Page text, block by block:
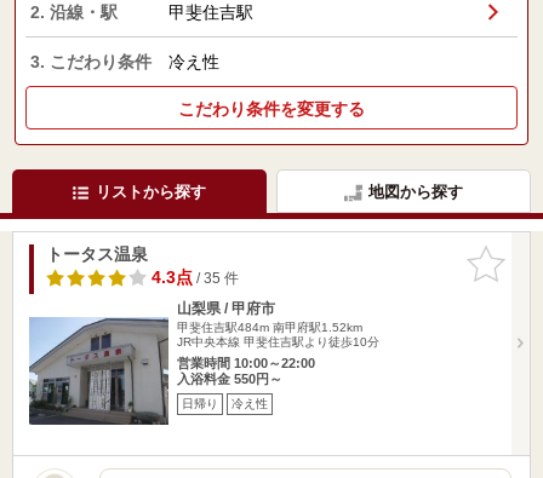
2. 沿線・駅 甲斐住吉駅
3. こだわり条件 冷え性
こだわり条件を変更する
リストから探す 地図から探す
お気に入
りに追加
トータス温泉
4.3点/ 35 件
山梨県 / 甲府市
甲斐住吉駅484m 南甲府駅1.52km
JR中央本線 甲斐住吉駅より徒歩10分
営業時間 10:00～22:00
入浴料金 550円～
日帰り 冷え性